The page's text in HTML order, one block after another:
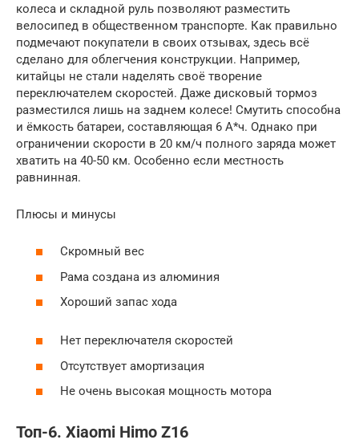
колеса и складной руль позволяют разместить
велосипед в общественном транспорте. Как правильно
подмечают покупатели в своих отзывах, здесь всё
сделано для облегчения конструкции. Например,
китайцы не стали наделять своё творение
переключателем скоростей. Даже дисковый тормоз
разместился лишь на заднем колесе! Смутить способна
и ёмкость батареи, составляющая 6 А*ч. Однако при
ограничении скорости в 20 км/ч полного заряда может
хватить на 40-50 км. Особенно если местность
равнинная.
Плюсы и минусы
Скромный вес
Рама создана из алюминия
Хороший запас хода
Нет переключателя скоростей
Отсутствует амортизация
Не очень высокая мощность мотора
Топ-6. Xiaomi Himo Z16